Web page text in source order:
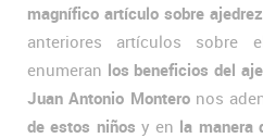
magnífico artículo sobre
anteriores artículos sobre
enumeran los beneficios del
Juan Antonio Monteronos
de estos niños y en la manera